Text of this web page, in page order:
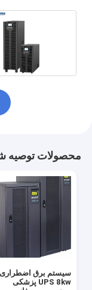
محصولات توصیه
سیستم برق اضطراری
UPS 8kw پزشکی